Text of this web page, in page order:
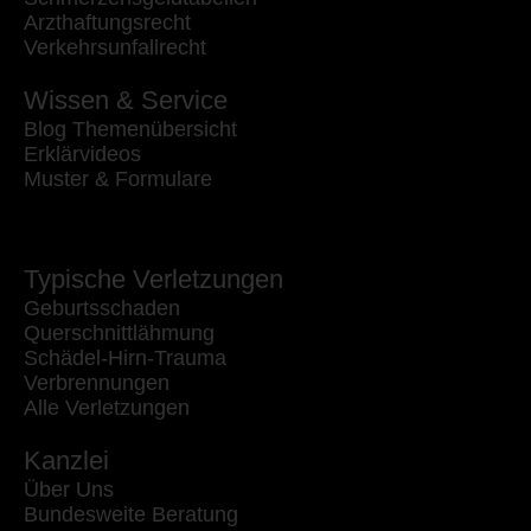
Arzthaftungsrecht
Verkehrsunfallrecht
Wissen & Service
Blog Themenübersicht
Erklärvideos
Muster & Formulare
Typische Verletzungen
Geburtsschaden
Querschnittlähmung
Schädel-Hirn-Trauma
Verbrennungen
Alle Verletzungen
Kanzlei
Über Uns
Bundesweite Beratung